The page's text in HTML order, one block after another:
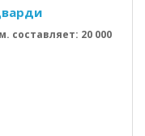
составляет: 20 000